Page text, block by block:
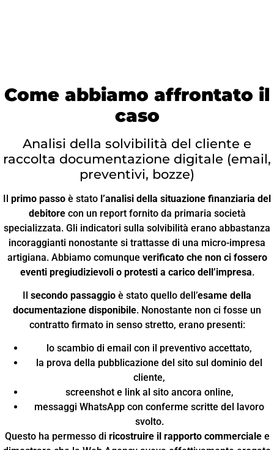
Come abbiamo affrontato il
caso
Analisi della solvibilità del cliente e
raccolta documentazione digitale (email,
preventivi, bozze)
Il primo passo è stato l’analisi della situazione finanziaria del
debitorecon un report fornito da primaria società
specializzata. Gli indicatori sulla solvibilità erano abbastanza
incoraggianti nonostante si trattasse di una micro-impresa
artigiana. Abbiamo comunque verificato che non ci fossero
eventi pregiudizievoli o protesti a carico dell’impresa.
Il secondo passaggio è stato quello dell’esame della
documentazione disponibile. Nonostante non ci fosse un
contratto firmato in senso stretto, erano presenti:
lo scambio di email con il preventivo accettato,
la prova della pubblicazione del sito sul dominio del
cliente,
screenshot e link al sito ancora online,
messaggi WhatsApp con conferme scritte del lavoro
svolto.
Questo ha permesso di ricostruire il rapporto commercialee